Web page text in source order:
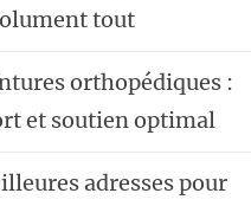
tout
orthopédiques :
et soutien optimal
adresses pour